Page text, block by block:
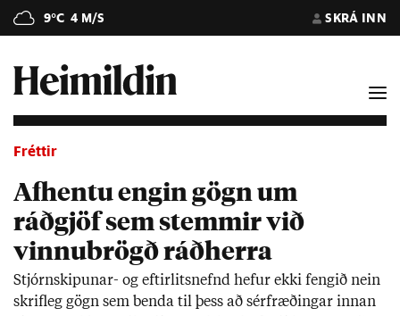
9°C 4 M/S SKRÁ INN
Fréttir
Afhentu engin gögn um
ráðgjöf sem stemmir við
vinnubrögð ráðherra
Stjórn­skip­un­ar- og eft­ir­lits­nefnd hef­ur ekki feng­ið nein
skrif­leg gögn sem benda til þess að sér­fræð­ing­ar inn­an